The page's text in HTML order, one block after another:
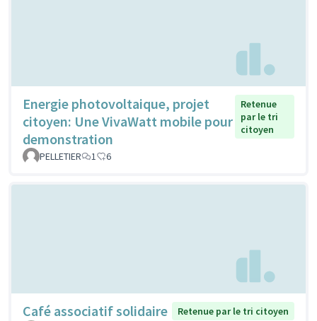
Energie photovoltaique, projet
citoyen: Une VivaWatt mobile pour
demonstration
Retenue
par le tri
citoyen
PELLETIER 1 6
Café associatif solidaire
Retenue par le tri citoyen